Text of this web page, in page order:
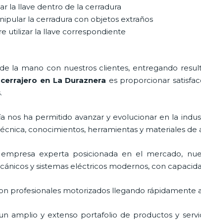
la llave dentro de la cerradura
la cerradura con objetos extraños
utilizar la llave correspondiente
la mano con nuestros clientes, entregando
cerrajero en La Duraznera es proporcionar
nos ha permitido avanzar y evolucionar en la
conocimientos, herramientas y materiales de
experta posicionada en el mercado,
y sistemas eléctricos modernos, con
profesionales motorizados llegando rápidamente
amplio y extenso portafolio de productos y